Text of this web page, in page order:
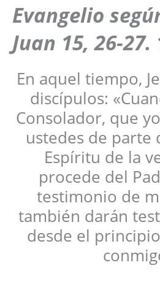
Evangelio
Juan 15, 26-27.
En aquel tiempo,
discípulos:
Consolador, que
ustedes de parte
Espíritu de la
procede del
testimonio de
también darán
desde el